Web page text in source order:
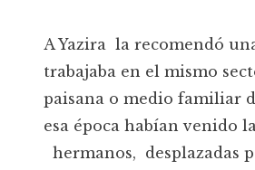
A Yazira la recomendó
trabajaba en el mismo
paisana o medio familiar
esa época habían venido
hermanos, desplazadas